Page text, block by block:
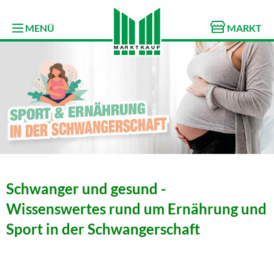
MENÜ MARKT
Schwanger und gesund -
Wissenswertes rund um Ernährung und
Sport in der Schwangerschaft